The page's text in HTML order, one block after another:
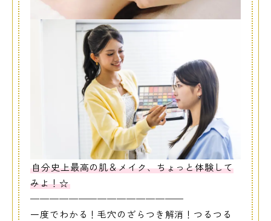
自分史上最高の肌＆メイク、ちょっと体験して
みよ！☆
————————————————
一度でわかる！毛穴のざらつき解消！つるつる